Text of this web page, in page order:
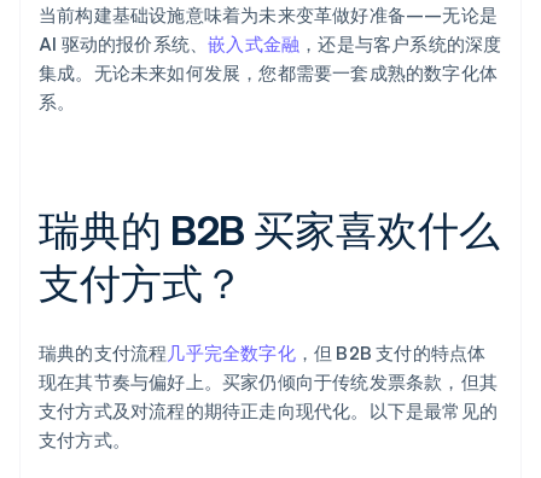
当前构建基础设施意味着为未来变革做好准备——无论是
AI 驱动的报价系统、嵌入式金融 ，还是与客户系统的深度
集成。无论未来如何发展，您都需要一套成熟的数字化体
系。
瑞典的 B2B 买家喜欢什么
支付方式？
瑞典的支付流程几乎完全数字化，但 B2B 支付的特点体
现在其节奏与偏好上。买家仍倾向于传统发票条款，但其
支付方式及对流程的期待正走向现代化。以下是最常见的
支付方式。